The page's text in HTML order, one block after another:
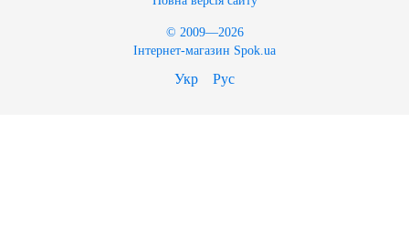
© 2009—2026
Інтернет-магазин Spok.ua
Укр Рус